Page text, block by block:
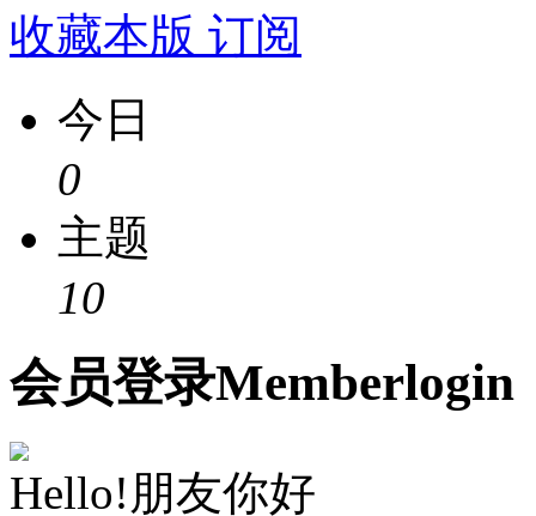
收藏本版 订阅
今日
0
主题
10
会员登录Memberlogin
Hello!朋友你好